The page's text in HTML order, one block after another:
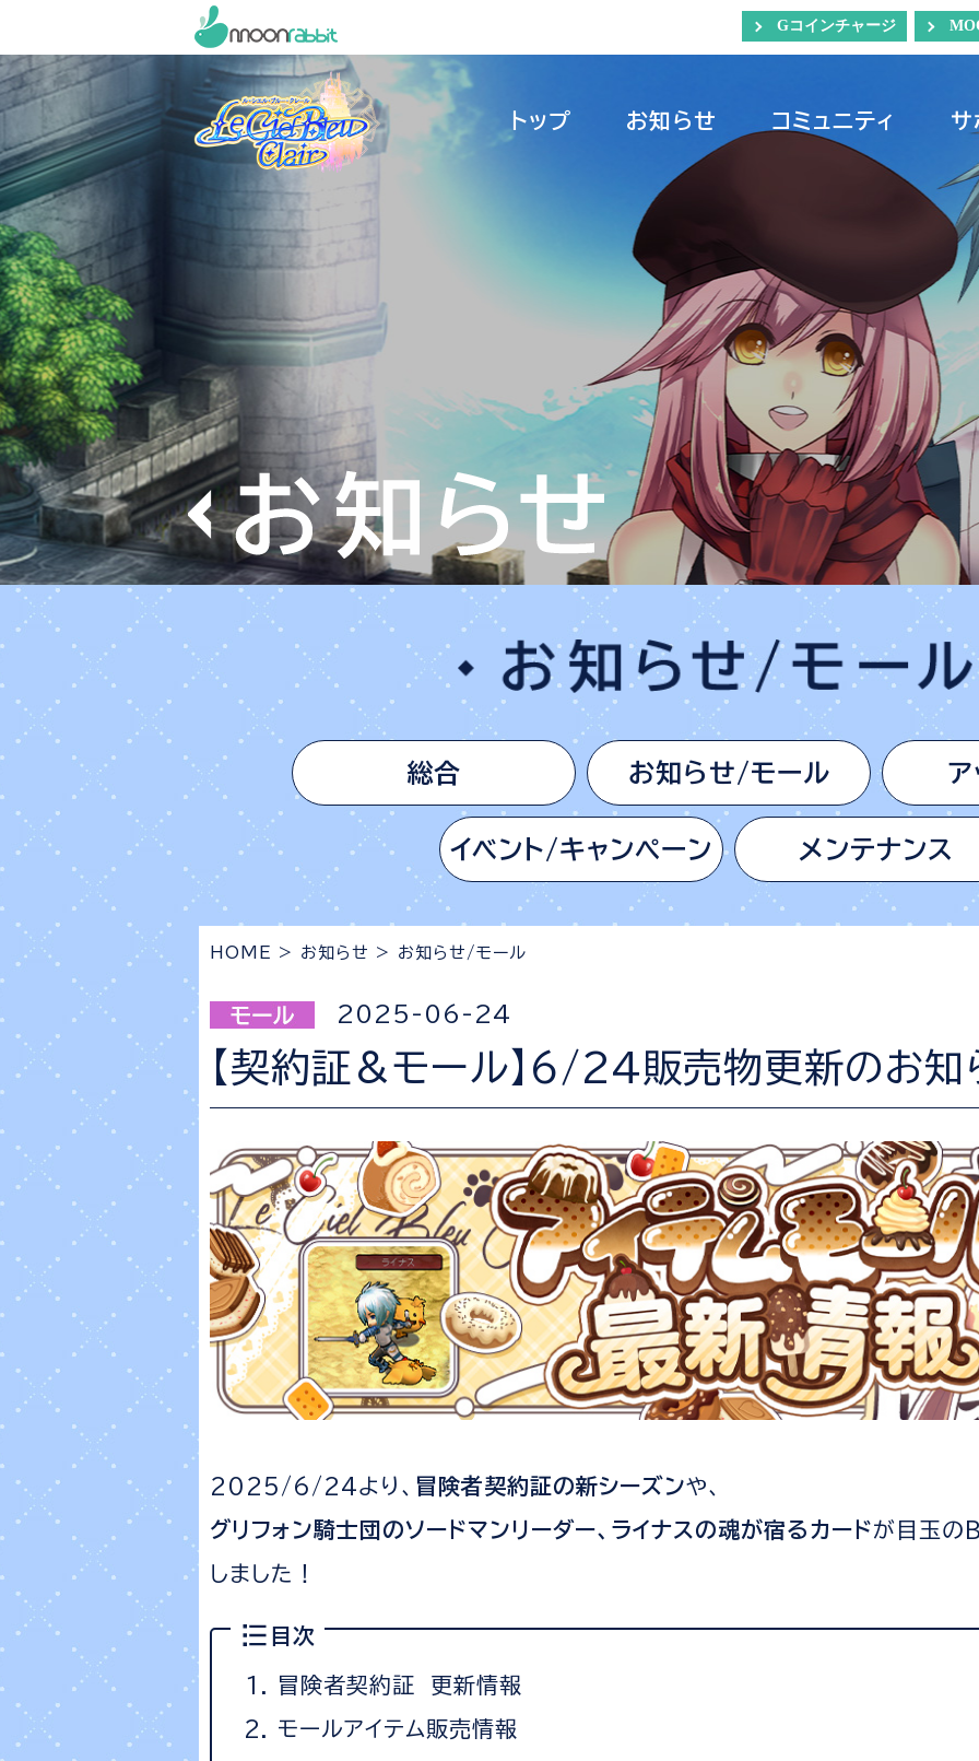
Gコインチャージ
トップ お知らせ コミュニティ サ
総合 お知らせ/モール ア
イベント/キャンペーン メンテナンス
HOME > お知らせ > お知らせ/モール
2025-06-24
【契約証＆モール】6/24販売物更新のお知
2025/6/24より、 冒険者契約証の新シーズンや、
グリフォン騎士団のソードマンリーダー、ライナスの魂が宿るカードが目玉の
しました！
目次
冒険者契約証 更新情報
モールアイテム販売情報